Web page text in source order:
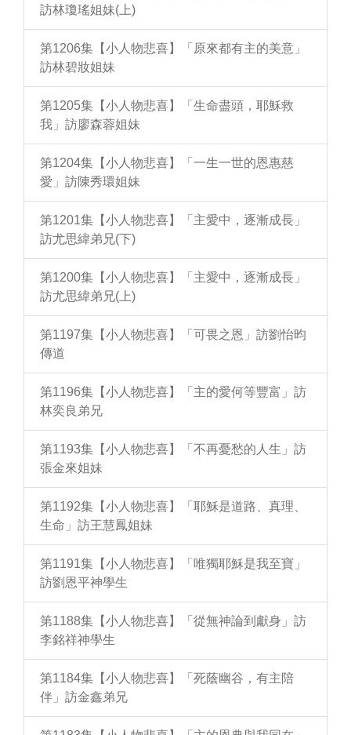
訪林瓊瑤姐妹(上)
第1206集【小人物悲喜】「原來都有主的美意」
訪林碧妝姐妹
第1205集【小人物悲喜】「生命盡頭，耶穌救
我」訪廖森蓉姐妹
第1204集【小人物悲喜】「一生一世的恩惠慈
愛」訪陳秀環姐妹
第1201集【小人物悲喜】「主愛中，逐漸成長」
訪尤思緯弟兄(下)
第1200集【小人物悲喜】「主愛中，逐漸成長」
訪尤思緯弟兄(上)
第1197集【小人物悲喜】「可畏之恩」訪劉怡昀
傳道
第1196集【小人物悲喜】「主的愛何等豐富」訪
林奕良弟兄
第1193集【小人物悲喜】「不再憂愁的人生」訪
張金來姐妹
第1192集【小人物悲喜】「耶穌是道路、真理、
生命」訪王慧鳳姐妹
第1191集【小人物悲喜】「唯獨耶穌是我至寶」
訪劉恩平神學生
第1188集【小人物悲喜】「從無神論到獻身」訪
李銘祥神學生
第1184集【小人物悲喜】「死蔭幽谷，有主陪
伴」訪金鑫弟兄